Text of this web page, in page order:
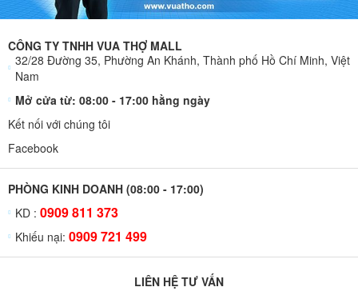
CÔNG TY TNHH VUA THỢ MALL
32/28 Đường 35, Phường An Khánh, Thành phố Hồ Chí Minh, Việt
Nam
Mở cửa từ: 08:00 - 17:00 hằng ngày
Kết nối với chúng tôi
Facebook
PHÒNG KINH DOANH (08:00 - 17:00)
KD : 0909 811 373
Khiếu nại: 0909 721 499
LIÊN HỆ TƯ VẤN